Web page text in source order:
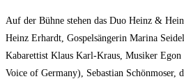
Auf der Büh­ne ste­hen das Duo Heinz &
Heinz Erhardt, Gos­pel­sän­ge­rin Mari­na
Kaba­ret­tist Klaus Karl-Kraus, Musi­ker Egon
Voice of Ger­ma­ny), Sebas­ti­an Schön­mo­ser,